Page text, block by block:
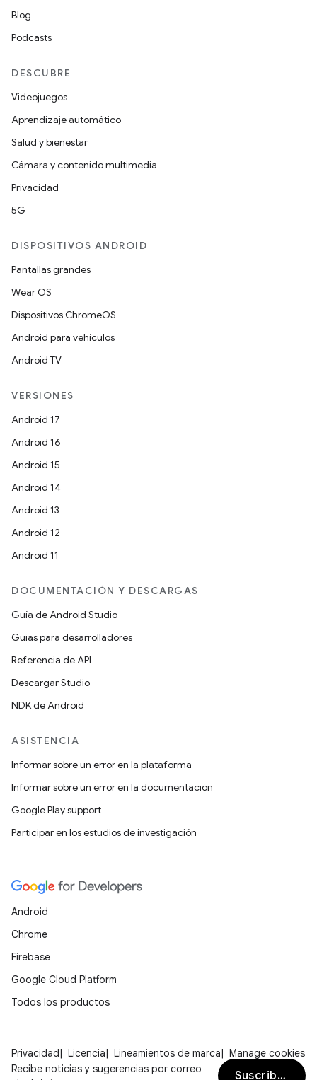
Blog
Podcasts
DESCUBRE
Videojuegos
Aprendizaje automático
Salud y bienestar
Cámara y contenido multimedia
Privacidad
5G
DISPOSITIVOS ANDROID
Pantallas grandes
Wear OS
Dispositivos ChromeOS
Android para vehículos
Android TV
VERSIONES
Android 17
Android 16
Android 15
Android 14
Android 13
Android 12
Android 11
DOCUMENTACIÓN Y DESCARGAS
Guía de Android Studio
Guías para desarrolladores
Referencia de API
Descargar Studio
NDK de Android
ASISTENCIA
Informar sobre un error en la plataforma
Informar sobre un error en la documentación
Google Play support
Participar en los estudios de investigación
Android
Chrome
Firebase
Google Cloud Platform
Todos los productos
Privacidad Licencia Lineamientos de marca
Manage cookies
Recibe noticias y sugerencias por correo
Suscribirse